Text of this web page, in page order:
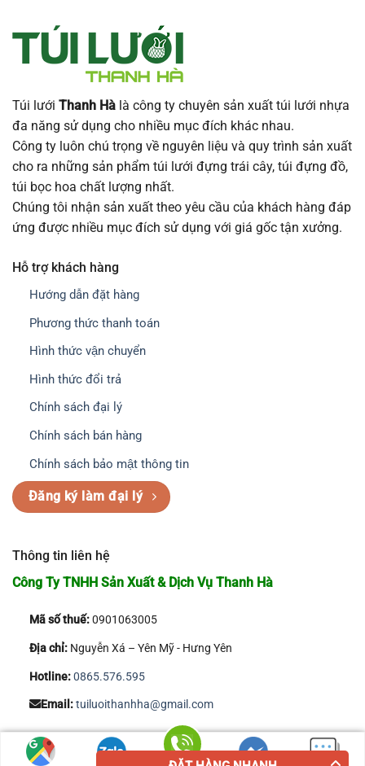
Túi lưới Thanh Hà là công ty chuyên sản xuất túi lưới nhựa
đa năng sử dụng cho nhiều mục đích khác nhau.
Công ty luôn chú trọng về nguyên liệu và quy trình sản xuất
cho ra những sản phẩm túi lưới đựng trái cây, túi đựng đồ,
túi bọc hoa chất lượng nhất.
Chúng tôi nhận sản xuất theo yêu cầu của khách hàng đáp
ứng được nhiều mục đích sử dụng với giá gốc tận xưởng.
Hỗ trợ khách hàng
Hướng dẫn đặt hàng
Phương thức thanh toán
Hình thức vận chuyển
Hình thức đổi trả
Chính sách đại lý
Chính sách bán hàng
Chính sách bảo mật thông tin
Đăng ký làm đại lý
Thông tin liên hệ
Công Ty TNHH Sản Xuất & Dịch Vụ Thanh Hà
Mã số thuế:0901063005
Địa chỉ:Nguyễn Xá – Yên Mỹ - Hưng Yên
Hotline:0865.576.595
Email:tuiluoithanhha@gmail.com
Copyright 2026 © Công Ty TNHH Sản Xuất & Dịch Vụ Thanh Hà